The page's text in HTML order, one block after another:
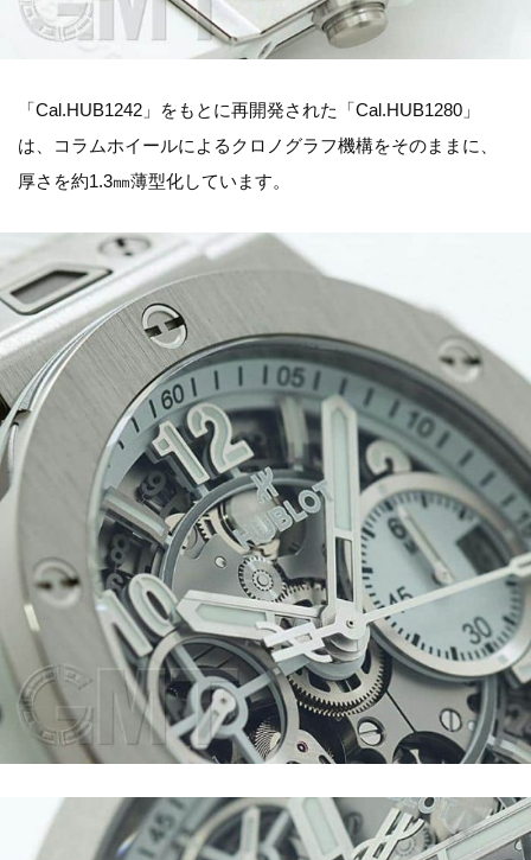
「Cal.HUB1242」をもとに再開発された「Cal.HUB1280」
は、コラムホイールによるクロノグラフ機構をそのままに、
厚さを約1.3㎜薄型化しています。